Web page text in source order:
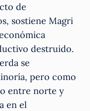
de
sostiene Magri
destruido.
se
pero como
entre norte y
en el